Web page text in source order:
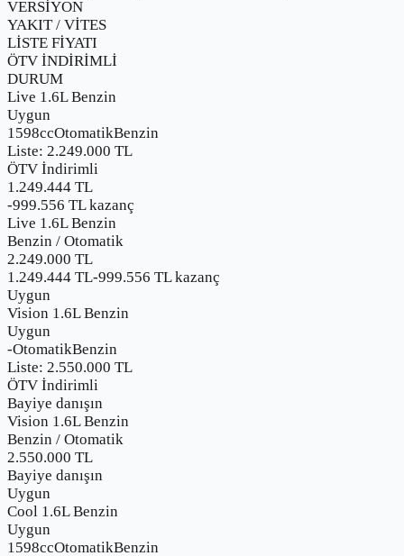
VERSİYON
YAKIT / VİTES
LİSTE FİYATI
ÖTV İNDİRİMLİ
DURUM
Live 1.6L Benzin
Uygun
1598ccOtomatikBenzin
Liste: 2.249.000 TL
ÖTV İndirimli
1.249.444 TL
-999.556 TL kazanç
Live 1.6L Benzin
Benzin / Otomatik
2.249.000 TL
1.249.444 TL-999.556 TL kazanç
Uygun
Vision 1.6L Benzin
Uygun
-OtomatikBenzin
Liste: 2.550.000 TL
ÖTV İndirimli
Bayiye danışın
Vision 1.6L Benzin
Benzin / Otomatik
2.550.000 TL
Bayiye danışın
Uygun
Cool 1.6L Benzin
Uygun
1598ccOtomatikBenzin